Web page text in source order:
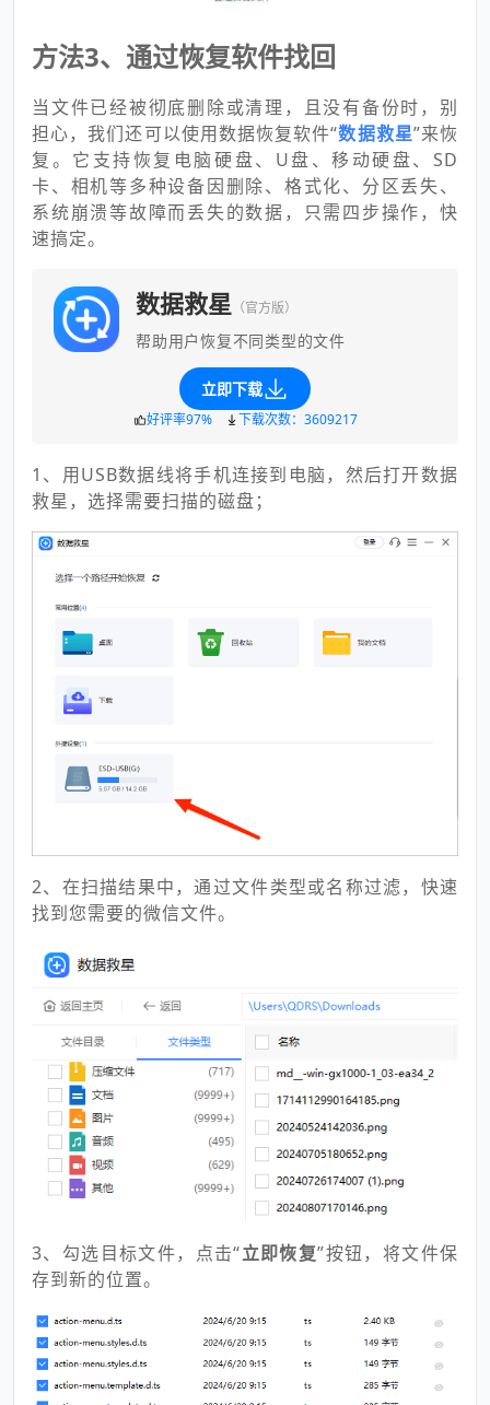
方法3、通过恢复软件找回
当文件已经被彻底删除或清理，且没有备份时，别
担心，我们还可以使用数据恢复软件“数据救星”来恢
复。它支持恢复电脑硬盘、U盘、移动硬盘、SD
卡、相机等多种设备因删除、格式化、分区丢失、
系统崩溃等故障而丢失的数据，只需四步操作，快
速搞定。
数据救星 （官方版）
帮助用户恢复不同类型的文件
立即下载
好评率97% 下载次数：3609217
1、用USB数据线将手机连接到电脑，然后打开数据
救星，选择需要扫描的磁盘；
2、在扫描结果中，通过文件类型或名称过滤，快速
找到您需要的微信文件。
3、勾选目标文件，点击“立即恢复”按钮，将文件保
存到新的位置。